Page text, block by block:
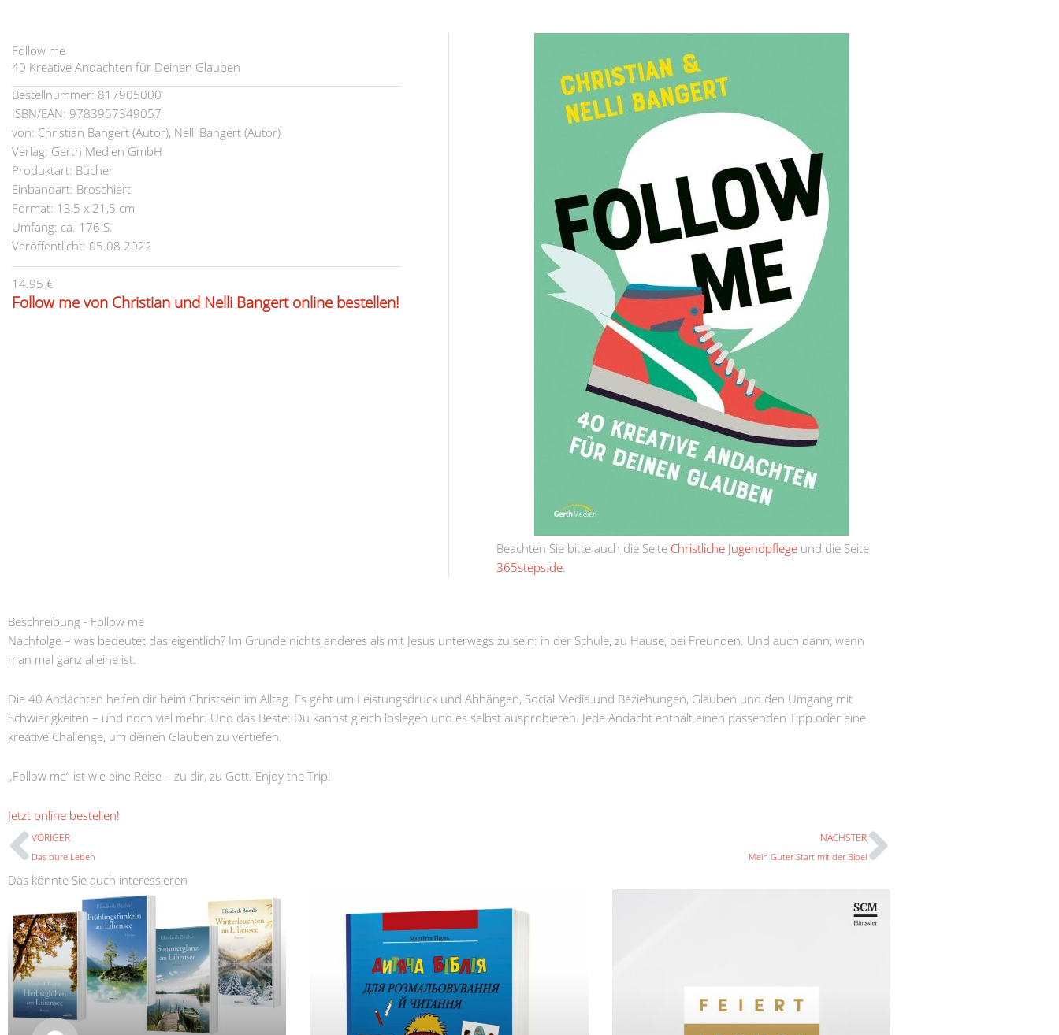
Follow me
40 Kreative Andachten für Deinen Glauben
Bestellnummer: 817905000
ISBN/EAN: 9783957349057
von: Christian Bangert (Autor), Nelli Bangert (Autor)
Verlag: Gerth Medien GmbH
Produktart: Bücher
Einbandart: Broschiert
Format: 13,5 x 21,5 cm
Umfang: ca. 176 S.
Veröffentlicht: 05.08.2022
14.95 €
Follow me von Christian und Nelli Bangert online bestellen!
Beachten Sie bitte auch die Seite Christliche Jugendpflege und die Seite
365steps.de
Beschreibung - Follow me
Nachfolge – was bedeutet das eigentlich? Im Grunde nichts anderes als mit Jesus unterwegs zu sein: in der Schule, zu Hause, bei Freunden. Und auch dann, wenn
man mal ganz alleine ist.
Die 40 Andachten helfen dir beim Christsein im Alltag. Es geht um Leistungsdruck und Abhängen, Social Media und Beziehungen, Glauben und den Umgang mit
Schwierigkeiten – und noch viel mehr. Und das Beste: Du kannst gleich loslegen und es selbst ausprobieren. Jede Andacht enthält einen passenden Tipp oder eine
kreative Challenge, um deinen Glauben zu vertiefen.
„Follow me“ ist wie eine Reise – zu dir, zu Gott. Enjoy the Trip!
Jetzt online bestellen!
Prev
VORIGER
Das pure Leben
NÄCHSTER
Mein Guter Start mit der BibelNächster
Das könnte Sie auch interessieren